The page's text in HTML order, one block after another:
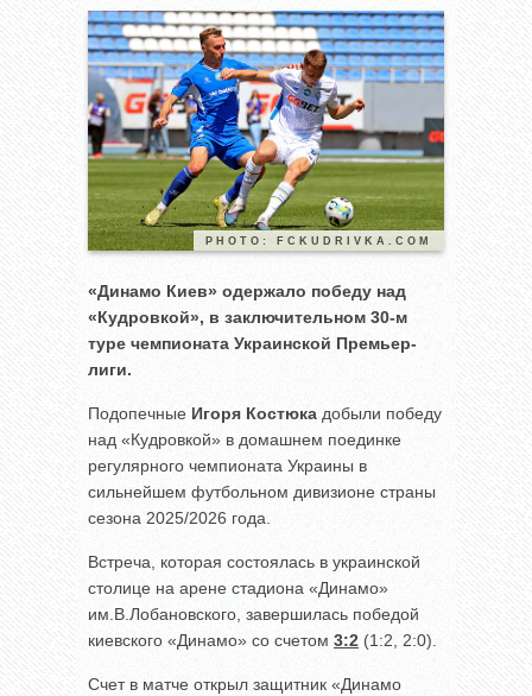
PHOTO: FCKUDRIVKA.COM
«Динамо Киев» одержало победу над
«Кудровкой», в заключительном 30-м
туре чемпионата Украинской Премьер-
лиги.
Подопечные Игоря Костюка добыли победу
над «Кудровкой» в домашнем поединке
регулярного чемпионата Украины в
сильнейшем футбольном дивизионе страны
сезона 2025/2026 года.
Встреча, которая состоялась в украинской
столице на арене стадиона «Динамо»
им.В.Лобановского, завершилась победой
киевского «Динамо» со счетом 3:2 (1:2, 2:0).
Счет в матче открыл защитник «Динамо